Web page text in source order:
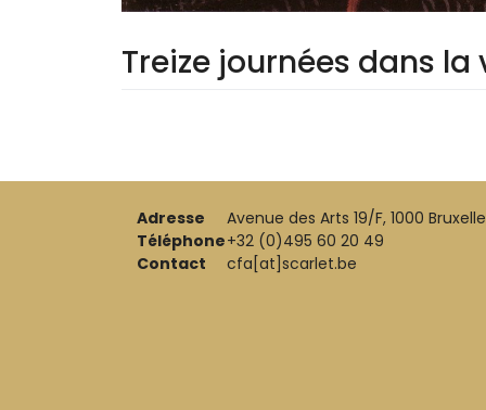
Treize journées dans la
Adresse
Avenue des Arts 19/F, 1000
Téléphone+32 (0)495 60 20 49
Contact
cfa[at]scarlet.be